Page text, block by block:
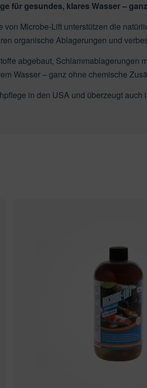
für gesundes, klares Wasser –
Microbe-Lift unterstützen die
organische Ablagerungen und
abgebaut, Schlammablagerungen
Wasser – ganz ohne chemische
in den USA und überzeugt